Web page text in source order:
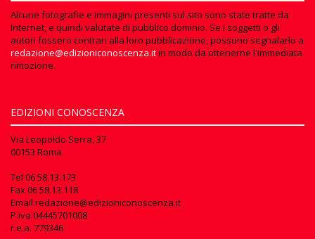
Alcune fotografie e immagini presenti sul sito sono state tratte da
Internet, e quindi valutate di pubblico dominio. Se i soggetti o gli
autori fossero contrari alla loro pubblicazione, possono segnalarlo a
redazione@edizioniconoscenza.itin modo da ottenerne l'immediata
rimozione.
EDIZIONI CONOSCENZA
Via Leopoldo Serra, 37
00153 Roma
Tel 06 58.13.173
Fax06 58.13.118
Email redazione@edizioniconoscenza.it
P.iva 04445701008
r.e.a. 779346